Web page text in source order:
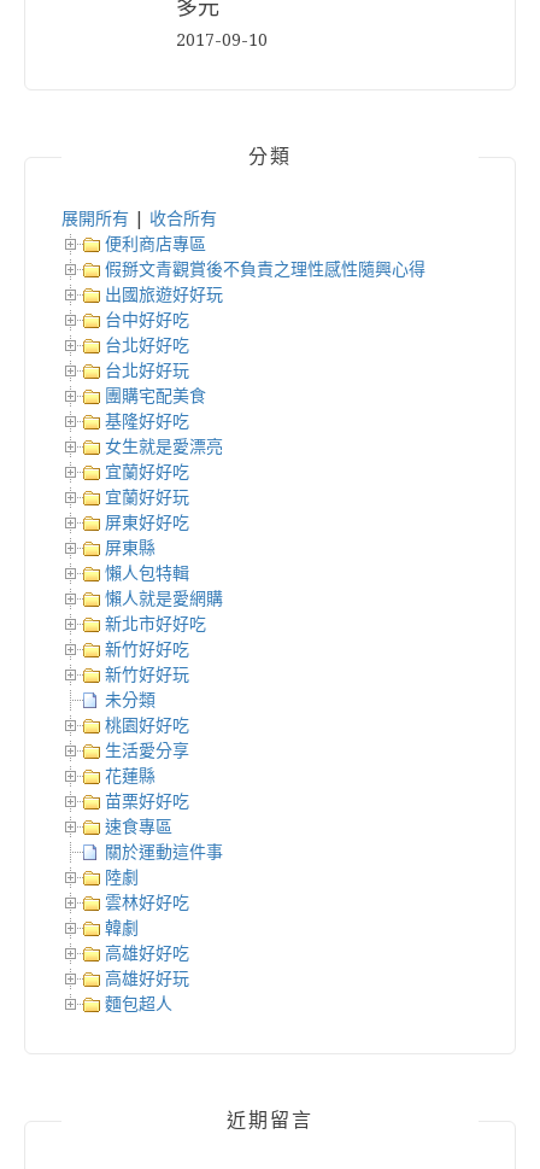
多元
2017-09-10
分類
展開所有
收合所有
便利商店專區
假掰文青觀賞後不負責之理性感性隨興心得
出國旅遊好好玩
台中好好吃
台北好好吃
台北好好玩
團購宅配美食
基隆好好吃
女生就是愛漂亮
宜蘭好好吃
宜蘭好好玩
屏東好好吃
屏東縣
懶人包特輯
懶人就是愛網購
新北市好好吃
新竹好好吃
新竹好好玩
未分類
桃園好好吃
生活愛分享
花蓮縣
苗栗好好吃
速食專區
關於運動這件事
陸劇
雲林好好吃
韓劇
高雄好好吃
高雄好好玩
麵包超人
近期留言